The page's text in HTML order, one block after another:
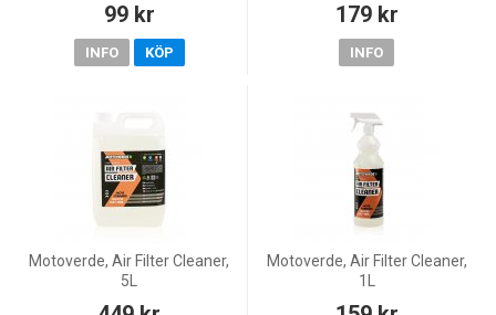
99 kr
INFO KÖP
179 kr
INFO
Motoverde, Air Filter Cleaner,
5L
Motoverde, Air Filter Cleaner,
1L